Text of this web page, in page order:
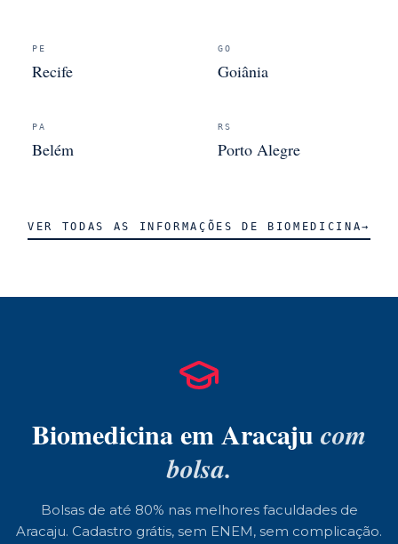
PE
Recife
GO
Goiânia
PA
Belém
RS
Porto Alegre
VER TODAS AS INFORMAÇÕES DE BIOMEDICINA→
BiomedicinaemAracaju com
bolsa.
Bolsas de até 80% nas melhores faculdades de
Aracaju. Cadastro grátis, sem ENEM, sem complicação.